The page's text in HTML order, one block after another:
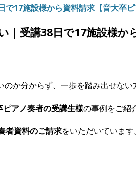
17施設様から資料請求【音大卒ピ
｜受講38日で17施設様か
か分からず、一歩を踏み出せな
アノ奏者の受講生様の事例をご紹
者資料のご請求をいただいています。